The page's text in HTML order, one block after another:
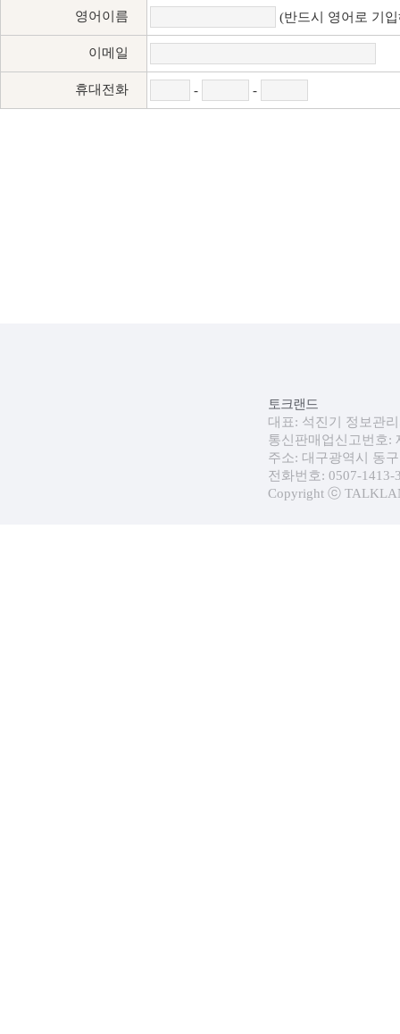
영어이름 (반드시 영어로 기
이메일
휴대전화 - -
토크랜드
대표: 석진기 정보관
통신판매업신고번호:
주소: 대구광역시 동
전화번호: 0507-1413-
Copyright ⓒ